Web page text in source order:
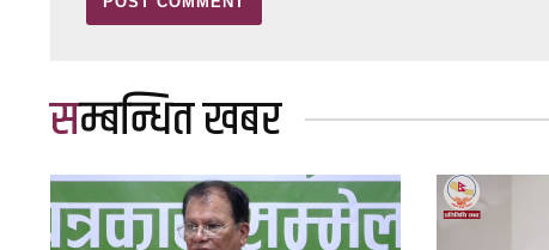
सम्बन्धित खबर